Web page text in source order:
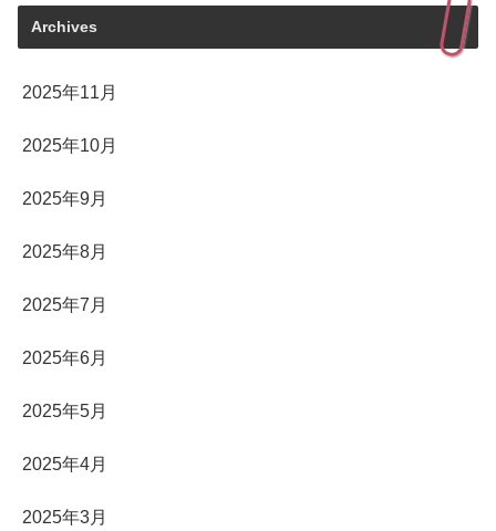
Archives
2025年11月
2025年10月
2025年9月
2025年8月
2025年7月
2025年6月
2025年5月
2025年4月
2025年3月